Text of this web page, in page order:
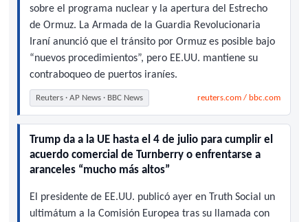
sobre el programa nuclear y la apertura del Estrecho
de Ormuz. La Armada de la Guardia Revolucionaria
Iraní anunció que el tránsito por Ormuz es posible bajo
“nuevos procedimientos”, pero EE.UU. mantiene su
contraboqueo de puertos iraníes.
Reuters · AP News · BBC News reuters.com / bbc.com
Trump da a la UE hasta el 4 de julio para cumplir el
acuerdo comercial de Turnberry o enfrentarse a
aranceles “mucho más altos”
El presidente de EE.UU. publicó ayer en Truth Social un
ultimátum a la Comisión Europea tras su llamada con